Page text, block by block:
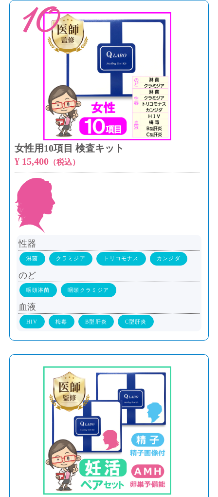
10
女性用10項目 検査キット
¥ 15,400（税込）
性器
淋菌 クラミジア トリコモナス カンジダ
のど
咽頭淋菌 咽頭クラミジア
血液
HIV 梅毒 B型肝炎 C型肝炎